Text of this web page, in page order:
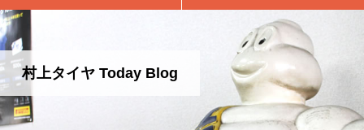
村上タイヤ Today Blog